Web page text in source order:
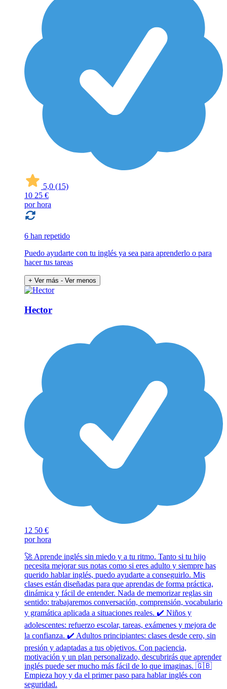
5,0 (15)
10 25 €
por hora
6 han repetido
Puedo ayudarte con tu inglés ya sea para aprenderlo o para
hacer tus tareas
+ Ver más - Ver menos
Hector
12 50 €
por hora
🚀 Aprende inglés sin miedo y a tu ritmo. Tanto si tu hijo
necesita mejorar sus notas como si eres adulto y siempre has
querido hablar inglés, puedo ayudarte a conseguirlo. Mis
clases están diseñadas para que aprendas de forma práctica,
dinámica y fácil de entender. Nada de memorizar reglas sin
sentido: trabajaremos conversación, comprensión, vocabulario
y gramática aplicada a situaciones reales. ✔️ Niños y
adolescentes: refuerzo escolar, tareas, exámenes y mejora de
la confianza. ✔️ Adultos principiantes: clases desde cero, sin
presión y adaptadas a tus objetivos. Con paciencia,
motivación y un plan personalizado, descubrirás que aprender
inglés puede ser mucho más fácil de lo que imaginas. 🇬🇧
Empieza hoy y da el primer paso para hablar inglés con
seguridad.